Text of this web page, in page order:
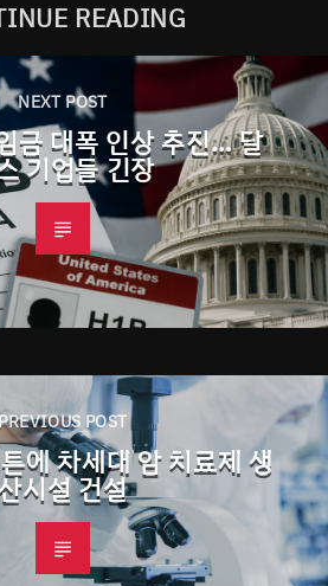
READING
NEXT POST
금 대폭 인상 추진… 달
기업들 긴장
POST
에 차세대 암 치료제 생
시설 건설